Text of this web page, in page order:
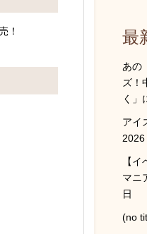
！ 最
あの
ズ！
く」
アイ
2026
【
マニ
日
(no